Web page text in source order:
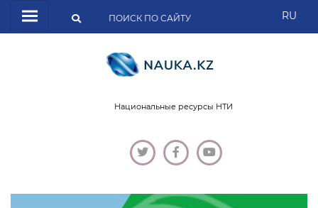
RU
Национальные ресурсы НТИ